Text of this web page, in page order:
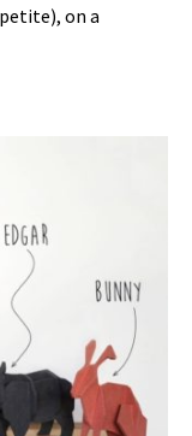
on a